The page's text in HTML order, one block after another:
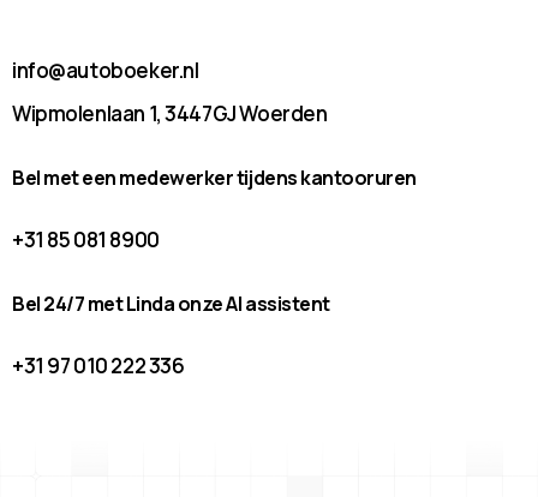
info@autoboeker.nl
Wipmolenlaan 1, 3447GJ Woerden
Bel met een medewerker tijdens kantooruren
+31 85 081 8900
Bel 24/7 met Linda onze AI assistent
+31 97 010 222 336